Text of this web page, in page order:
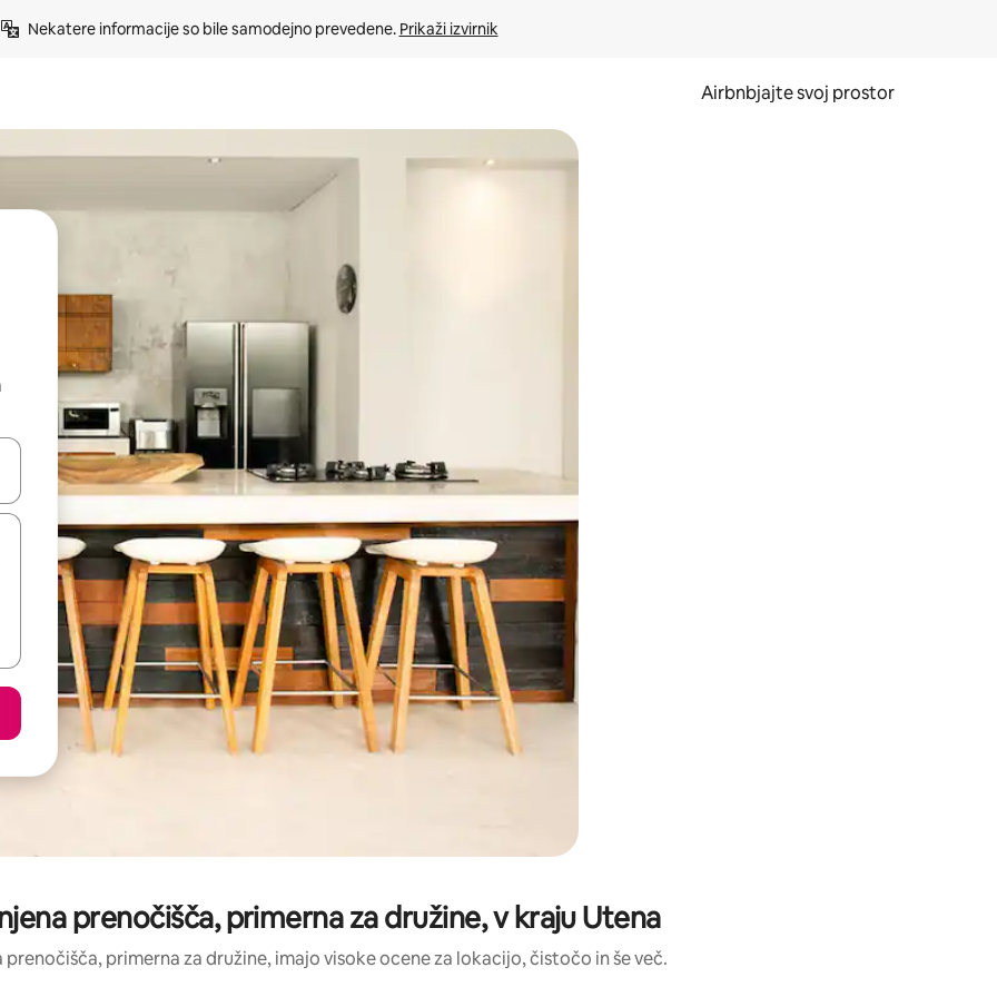
Nekatere informacije so bile samodejno prevedene. Prikaži izvirnik
Airbnbjajte svoj prostor
gor in dol ali pa raziskujte z dotikom ali podrsljajem.
prenočišča, primerna za družine, v kraju Utena
primerna za družine, imajo visoke ocene za lokacijo, čistočo in še več.